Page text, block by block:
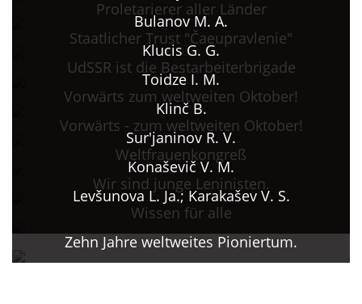
Proletarierer aller Länder
Bulanov M. A.
Staatlicher Trust "Čaeupravlenie"
Klucis G. G.
UdSSR ist die Bestarbeiterbrigade
Toidze I. M.
Vorwärts zum weltweiten Oktober!
Klinč B.
Vorwärts - zum weltweiten Oktober!
Sur'janinov R. V.
Weltfrauenkongreß
Konaševič V. M.
Wir sind junge Leninisten.
Levšunova L. Ja.; Karakašev V. S.
Wissen für alle
Zehn Jahre weltweites Pioniertum.